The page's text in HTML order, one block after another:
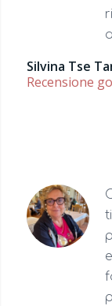
Silvina Tse
Recensione